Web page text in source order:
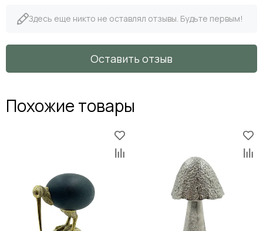
Здесь еще никто не оставлял отзывы. Будьте первым!
Оставить отзыв
Похожие товары